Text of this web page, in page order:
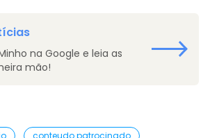
na Google e leia as
mão!
conteudo patrocinado